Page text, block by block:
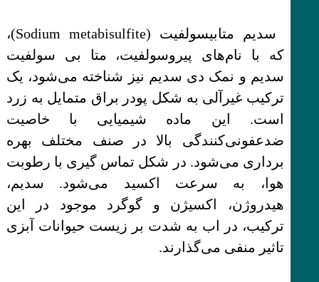
سدیم متابیسولفیت (Sodium metabisulfite)،
که با نام‌های پیروسولفیت، متا بی سولفیت
سدیم و نمک دی سدیم نیز شناخته می‌شود، یک
ترکیب غیرآلی به شکل پودر براق متمایل به زرد
است. این ماده شیمیایی با خاصیت
ضدعفونی‌کنندگی بالا در صنف مختلف بهره
برداری می‌شود. در شکل تماس‌ گیری با رطوبت
هوا، به سرعت اکسید می‌شود. سدیم،
هیدروژن، اکسیژن و گوگرد موجود در این
ترکیب، در اب به شدت بر زیست حیوانات آبزی
تاثیر منفی می‌گذارند.